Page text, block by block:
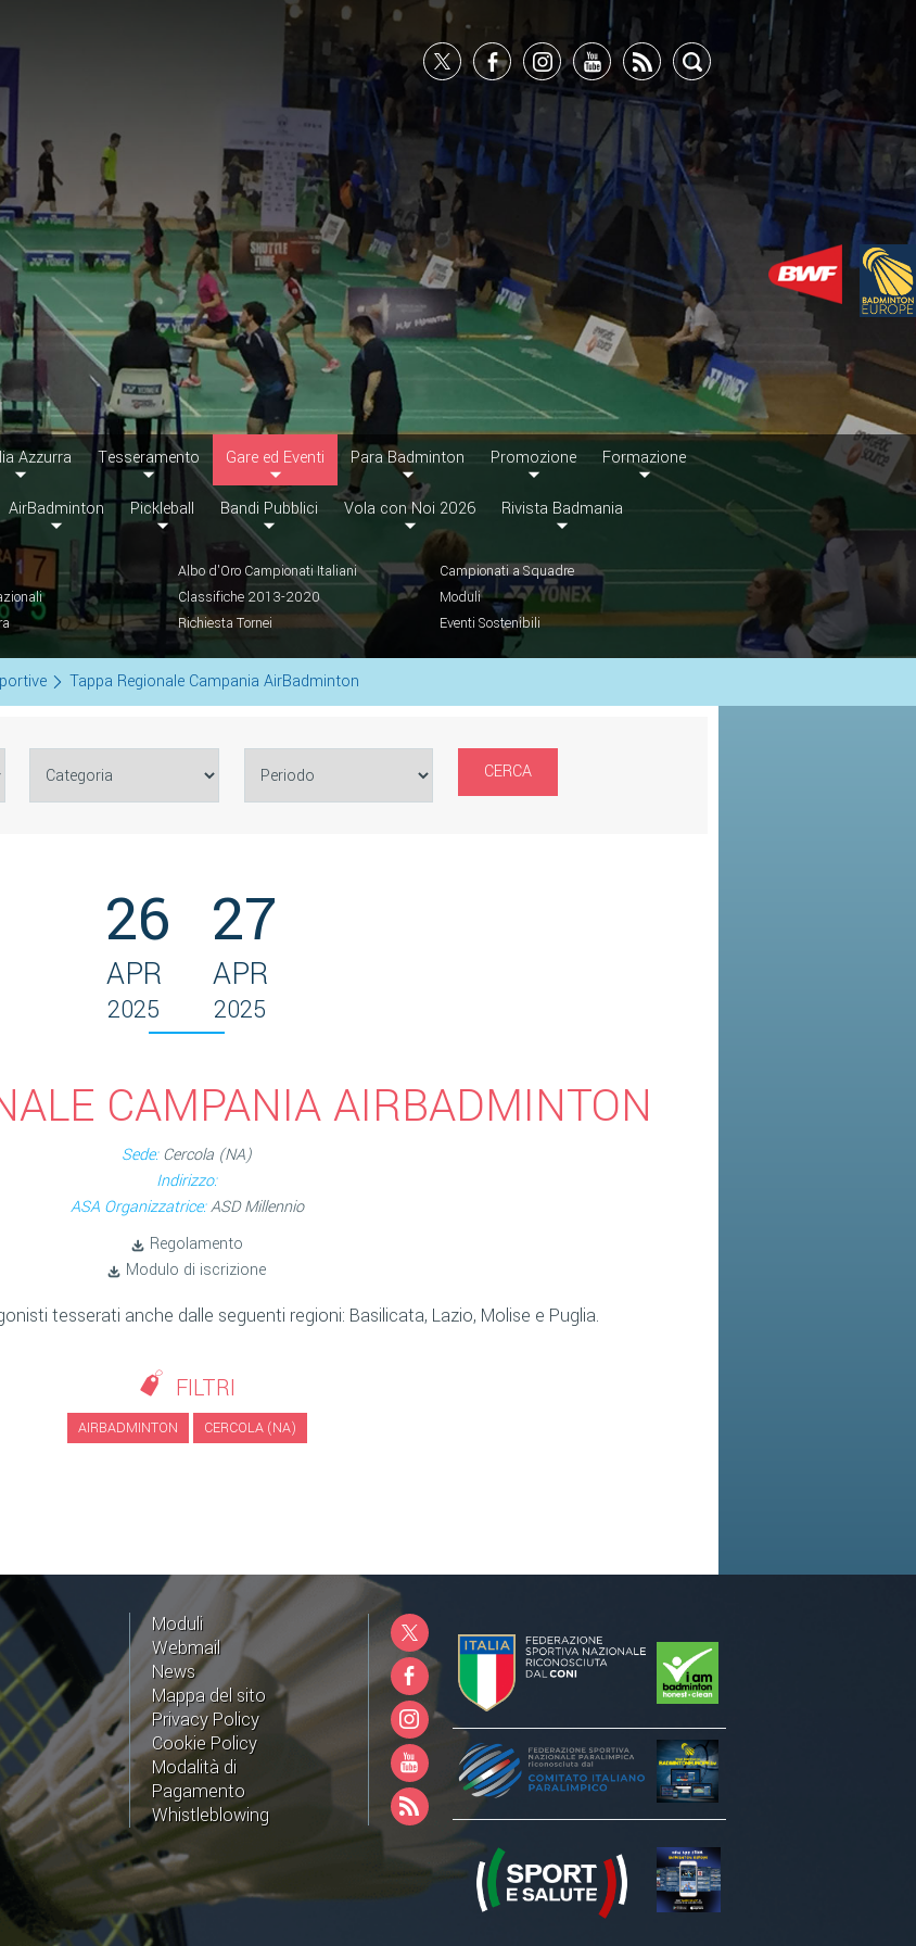
Azzurra Tesseramento Gare ed Eventi Para Badminton Promozione Formazione
AirBadminton Pickleball Bandi Pubblici Vola con Noi 2026 Rivista Badmania
Albo d'Oro Campionati Italiani
Campionati a Squadre
Classifiche 2013-2020
Moduli
Richiesta Tornei Eventi Sostenibili
Tappa Regionale Campania AirBadminton
CERCA
26
APR
2025
27
APR
2025
CAMPANIA AIRBADMINTON
Sede:Cercola (NA)
Indirizzo:
ASA Organizzatrice:ASD Millennio
Regolamento
Modulo di iscrizione
tesserati anche dalle seguenti regioni: Basilicata, Lazio, Molise e Puglia.
FILTRI
AIRBADMINTON CERCOLA (NA)
Moduli
Webmail
News
Mappa del sito
Privacy Policy
Cookie Policy
Modalità di
Pagamento
Whistleblowing